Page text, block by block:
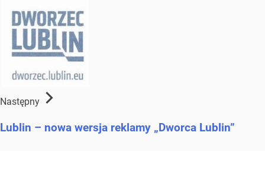
Następny
Lublin – nowa wersja reklamy „Dworca Lublin”